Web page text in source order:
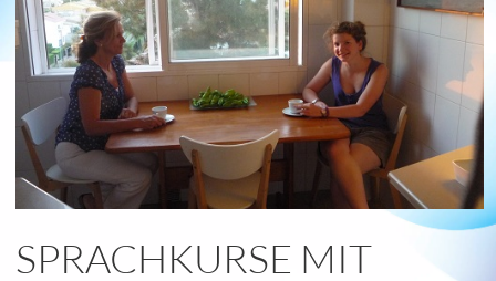
SPRACHKURSE MIT